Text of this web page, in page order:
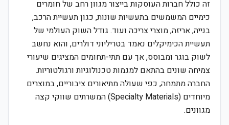
זה כולל חברות העוסקות בייצור מגוון רחב של חומרים
כימיים המשמשים בתעשיות שונות, כגון תעשיית הרכב,
בנייה, אריזה, מוצרי צריכה ועוד. גודל השוק העולמי של
תעשיית הכימיקלים נאמד בטריליוני דולרים, והוא נחשב
לשוק בוגר ומבוסס, אך עם תתי-תחומים המציגים שיעורי
צמיחה שונים בהתאם למגמות טכנולוגיות ורגולטוריות.
החברה מתמחה, כפי שעולה מתיאורים ציבוריים, במוצרים
מיוחדים (Specialty Materials) המשרתים שווקי קצה
מגוונים.